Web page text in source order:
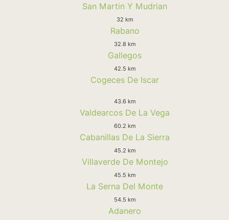
San Martin Y Mudrian
32 km
Rabano
32.8 km
Gallegos
42.5 km
Cogeces De Iscar
43.6 km
Valdearcos De La Vega
60.2 km
Cabanillas De La Sierra
45.2 km
Villaverde De Montejo
45.5 km
La Serna Del Monte
54.5 km
Adanero